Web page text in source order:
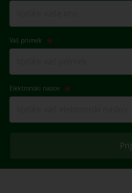
Vaš priimek
Elektronski naslov